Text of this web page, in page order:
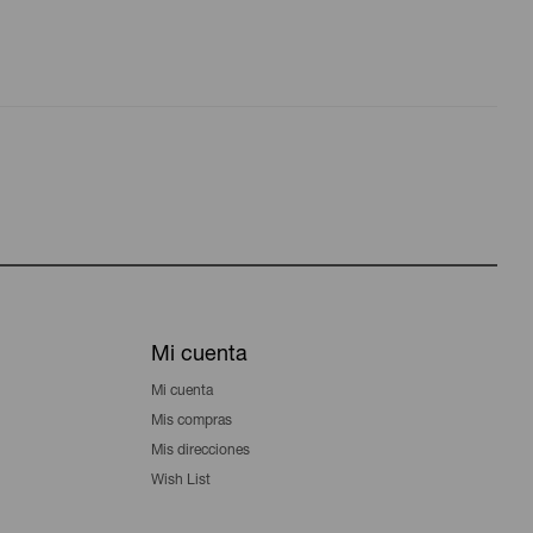
Mi cuenta
Mi cuenta
Mis compras
Mis direcciones
Wish List